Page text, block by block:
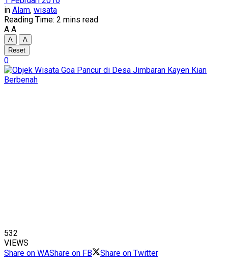
in Alam, wisata
Reading Time: 2 mins read
A A
A
A
Reset
0
532
VIEWS
Share on WAShare on FB
Share on Twitter